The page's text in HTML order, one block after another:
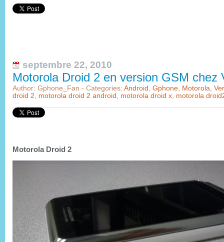
septembre 22, 2010
Motorola Droid 2 en version GSM chez
Author: Gphone_Fan - Categories: Android , Gphone, Motorola,
droid 2, motorola droid 2 android , motorola droid x, motorola
Motorola Droid 2